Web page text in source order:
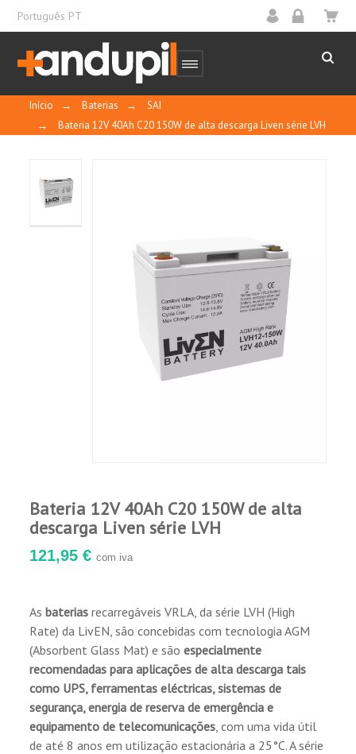
Português PT
Início → Baterias →
SAI
→
Bateria 12V 40Ah C20 150W de alta descarga Liven série LVH
Bateria 12V 40Ah C20 150W de alta
descarga Liven série LVH
121,95 € com iva
Asbaterias recarregáveis VRLA, da série LVH (High
Rate) da LivEN, são concebidas com tecnologia AGM
(Absorbent Glass Mat) e sãoespecialmente
recomendadas para aplicações de alta descarga tais
como UPS, ferramentas eléctricas, sistemas de
segurança, energia de reserva de emergência e
equipamento de telecomunicações , com uma vida útil
de até 8 anos em utilização estacionária a 25°C. A série
Selado e regulado por válvula.
À prova de derrames e de fugas.
Pode ser instalado verticalmente ou
horizontalmente.
Baixa gaseificação (a não ser que esteja
demasiado cheia).
Longa vida útil em utilização estacionária a
25°C. Até 8 anos para modelos inferiores a
28Ah e até 15 anos para modelos superiores
Estrutura: desenho compacto, conectores
internos mais curtos entre células, baixa
resistência interna.
Placa: tipo colada plana, com fórmula AGM
Separador: utilizando o separador AGM
melhorado, faz uma menor resistência, maior
pressão de montagem para aumentar a vida
útil do ciclo profundo.
Caixa de bateria: feita de ABS de alta
resistência (8UL94-HB) e UL94-VO é
opcional.
Válvula de segurança.